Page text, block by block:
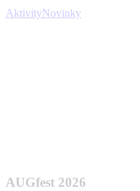
AktivityNovinky
AUGfest 2026